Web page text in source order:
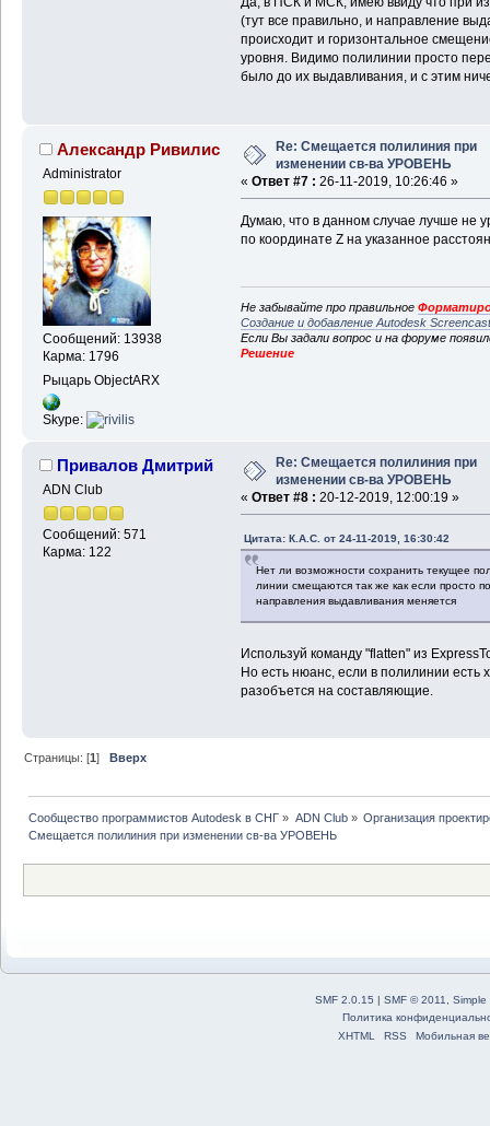
(тут все правильно, и направление
происходит и горизонтальное
уровня. Видимо полилинии просто
было до их выдавливания, и с этим
Александр Ривилис
Administrator
Сообщений: 13938
Карма: 1796
Рыцарь ObjectARX
Skype:
Re: Смещается полилиния при
изменении св-ва УРОВЕНЬ
« Ответ #7 : 26-11-2019, 10:26:46 »
Думаю, что в данном случае лучше не
по координате Z на указанное
Не забывайте про правильное
Создание и добавление Autodesk
Если Вы задали вопрос и на форуме
Решение
Привалов Дмитрий
ADN Club
Сообщений: 571
Карма: 122
Re: Смещается полилиния при
изменении св-ва УРОВЕНЬ
« Ответ #8 : 20-12-2019, 12:00:19 »
Цитата: К.А.С. от 24-11-2019, 16:30:42
Нет ли возможности сохранить текущее
линии смещаются так же как если просто
направления выдавливания меняется
Используй команду "flatten" из
Но есть нюанс, если в полилинии есть
разобъется на составляющие.
Страницы: [1]Вверх
Сообщество программистов Autodesk в СНГ » ADN Club» Организация
Смещается полилиния при изменении св-ва УРОВЕНЬ
SMF 2.0.15 | SMF © 2011
Simple
Политика
XHTML
RSS Мобильная